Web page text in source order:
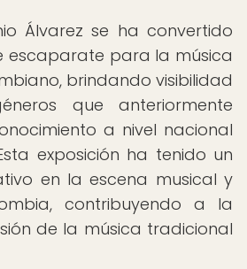
Álvarez se ha convertido
escaparate para la música
brindando visibilidad
que anteriormente
a nivel nacional
exposición ha tenido un
en la escena musical y
contribuyendo a la
de la música tradicional